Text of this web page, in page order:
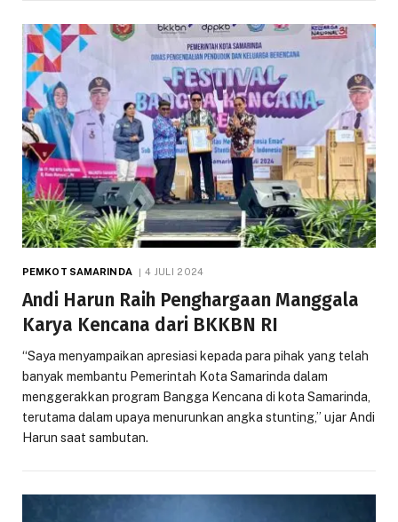
PEMKOT SAMARINDA 4 JULI 2024
Andi Harun Raih Penghargaan Manggala
Karya Kencana dari BKKBN RI
“Saya menyampaikan apresiasi kepada para pihak yang telah
banyak membantu Pemerintah Kota Samarinda dalam
menggerakkan program Bangga Kencana di kota Samarinda,
terutama dalam upaya menurunkan angka stunting,” ujar Andi
Harun saat sambutan.